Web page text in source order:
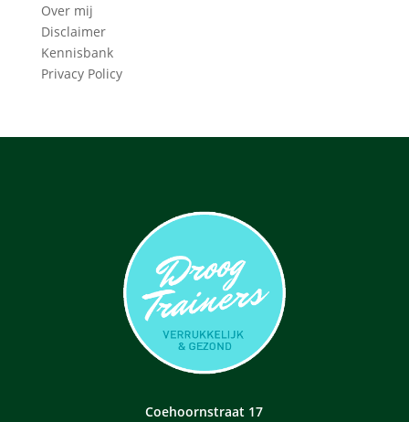
Over mij
Disclaimer
Kennisbank
Privacy Policy
Coehoornstraat 17